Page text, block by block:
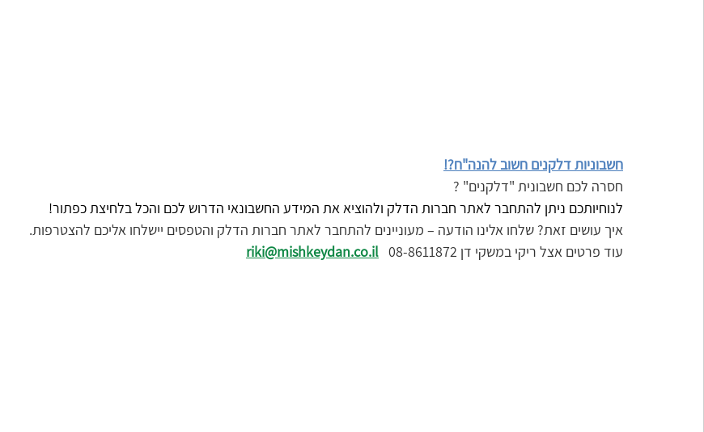
חשבוניות דלקנים חשוב להנה"ח?!
חסרה לכם חשבונית "דלקנים" ?
לנוחיותכם ניתן להתחבר לאתר חברות הדלק ולהוציא את המידע החשבונאי הדרוש לכם והכל בלחיצת כפתור!
איך עושים זאת? שלחו אלינו הודעה – מעוניינים להתחבר לאתר חברות הדלק והטפסים יישלחו אליכם להצטרפות.
עוד פרטים אצל ריקי במשקי דן 08-8611872
riki@mishkeydan.co.il